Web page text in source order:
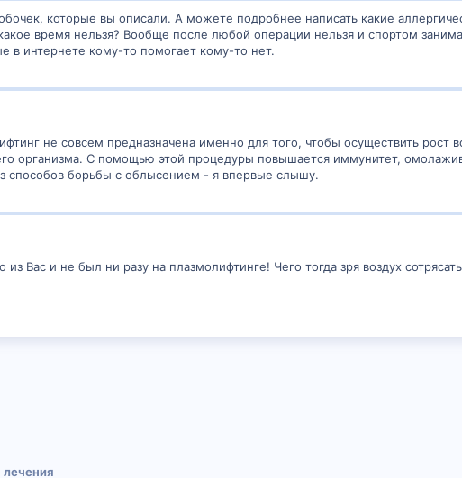
которые вы описали. А можете подробнее написать какие
время нельзя? Вообще после любой операции нельзя и спортом
в интернете кому-то помогает кому-то нет.
не совсем предназначена именно для того, чтобы осуществить рост
организма. С помощью этой процедуры повышается иммунитет,
способов борьбы с облысением - я впервые слышу.
Вас и не был ни разу на плазмолифтинге! Чего тогда зря воздух
почта